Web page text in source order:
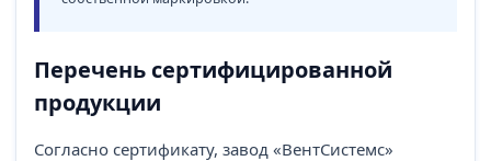
Перечень сертифицированной
продукции
Согласно сертификату, завод «ВентСистемс»